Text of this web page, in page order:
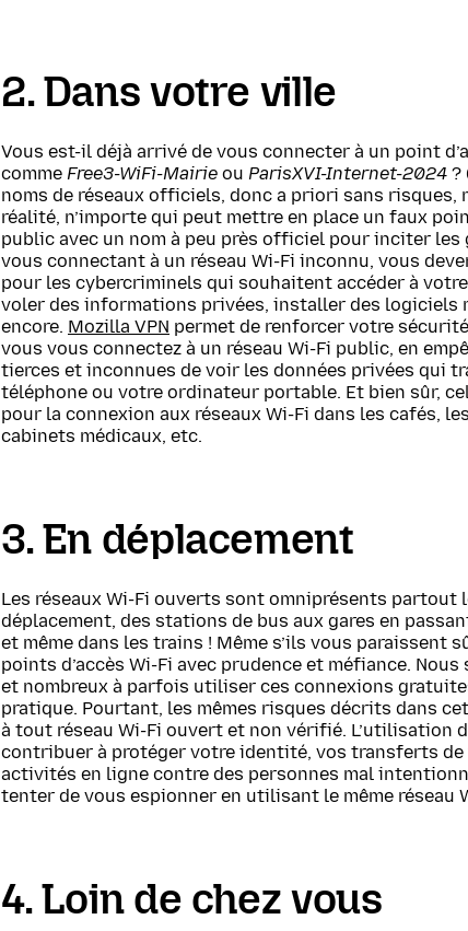
2. Dans votre ville
Vous est-il déjà arrivé de vous connecter à un point
comme Free3-WiFi-Mairie ou ParisXVI-Internet-2024 ?
noms de réseaux officiels, donc a priori sans risques,
réalité, n’importe qui peut mettre en place un faux
public avec un nom à peu près officiel pour inciter les
vous connectant à un réseau Wi-Fi inconnu, vous
pour les cybercriminels qui souhaitent accéder à
voler des informations privées, installer des logiciels
encore. Mozilla VPN permet de renforcer votre
vous vous connectez à un réseau Wi-Fi public, en
tierces et inconnues de voir les données privées qui
téléphone ou votre ordinateur portable. Et bien sûr,
pour la connexion aux réseaux Wi-Fi dans les cafés,
cabinets médicaux, etc.
3. En déplacement
Les réseaux Wi-Fi ouverts sont omniprésents partout
déplacement, des stations de bus aux gares en
et même dans les trains ! Même s’ils vous paraissent
points d’accès Wi-Fi avec prudence et méfiance. Nous
et nombreux à parfois utiliser ces connexions
pratique. Pourtant, les mêmes risques décrits dans
à tout réseau Wi-Fi ouvert et non vérifié. L’utilisation
contribuer à protéger votre identité, vos transferts
activités en ligne contre des personnes mal
tenter de vous espionner en utilisant le même réseau
4. Loin de chez vous